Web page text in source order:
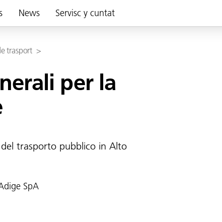
News Servisc y cuntat
trasport >
per la
trasporto pubblico in Alto
SpA